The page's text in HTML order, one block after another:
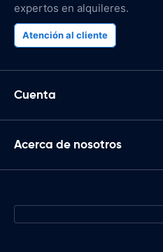
expertos en alquileres.
Atención al cliente
Cuenta
Acerca de nosotros